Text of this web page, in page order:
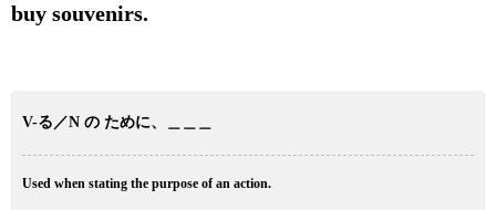
buy souvenirs.
V-る／N の ために、＿＿＿
Used when stating the purpose of an action.